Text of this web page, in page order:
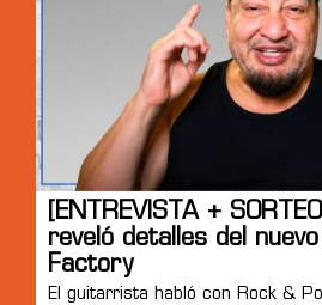
[ENTREVISTA +
reveló detalles del
Factory
El guitarrista habló con Rock &